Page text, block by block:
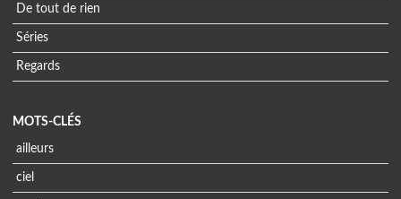
De tout de rien
Séries
Regards
MOTS-CLÉS
ailleurs
ciel